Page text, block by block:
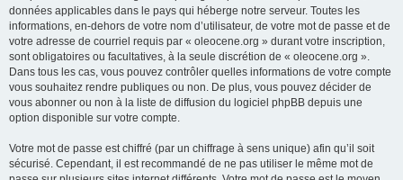
données applicables dans le pays qui héberge notre serveur. Toutes les
informations, en-dehors de votre nom d’utilisateur, de votre mot de passe et de
votre adresse de courriel requis par « oleocene.org » durant votre inscription,
sont obligatoires ou facultatives, à la seule discrétion de « oleocene.org ».
Dans tous les cas, vous pouvez contrôler quelles informations de votre compte
vous souhaitez rendre publiques ou non. De plus, vous pouvez décider de
vous abonner ou non à la liste de diffusion du logiciel phpBB depuis une
option disponible sur votre compte.
Votre mot de passe est chiffré (par un chiffrage à sens unique) afin qu’il soit
sécurisé. Cependant, il est recommandé de ne pas utiliser le même mot de